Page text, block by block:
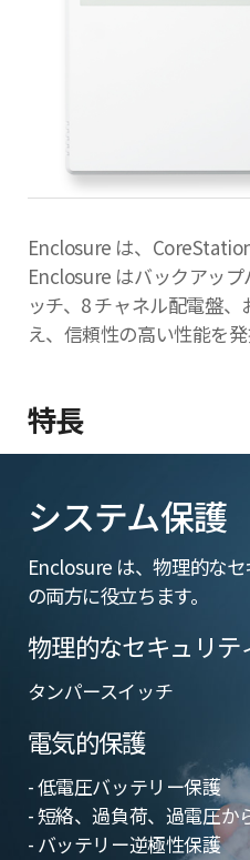
Enclosure は、
Enclosure はバックアッ
ッチ、8 チャネル配電盤
え、信頼性の高い性能を発
特長
システム保護
Enclosure は、物理的な
の両方に役立ちます。
物理的なセキュリテ
タンパースイッチ
電気的保護
- 低電圧バッテリー保護
- 短絡、過負荷、過電圧か
- バッテリー逆極性保護